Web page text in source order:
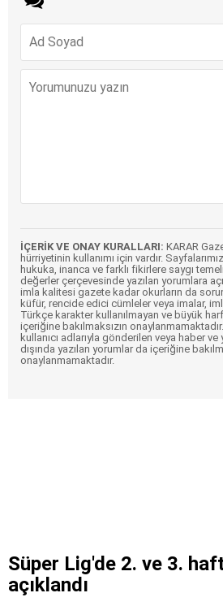
İÇERİK VE ONAY KURALLARI: KARAR
hürriyetinin kullanımı için vardır.
hukuka, inanca ve farklı fikirlere saygı
değerler çerçevesinde yazılan yorumlara
imla kalitesi gazete kadar okurların da
küfür, rencide edici cümleler veya imalar,
Türkçe karakter kullanılmayan ve büyük
içeriğine bakılmaksızın
kullanıcı adlarıyla gönderilen veya haber ve
dışında yazılan yorumlar da içeriğine
onaylanmamaktadır.
Süper Lig'de 2. ve 3.
açıklandı